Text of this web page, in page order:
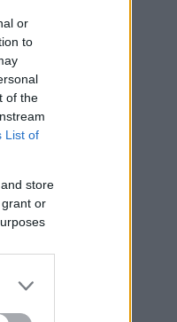
or
to
of the
List of
store
or